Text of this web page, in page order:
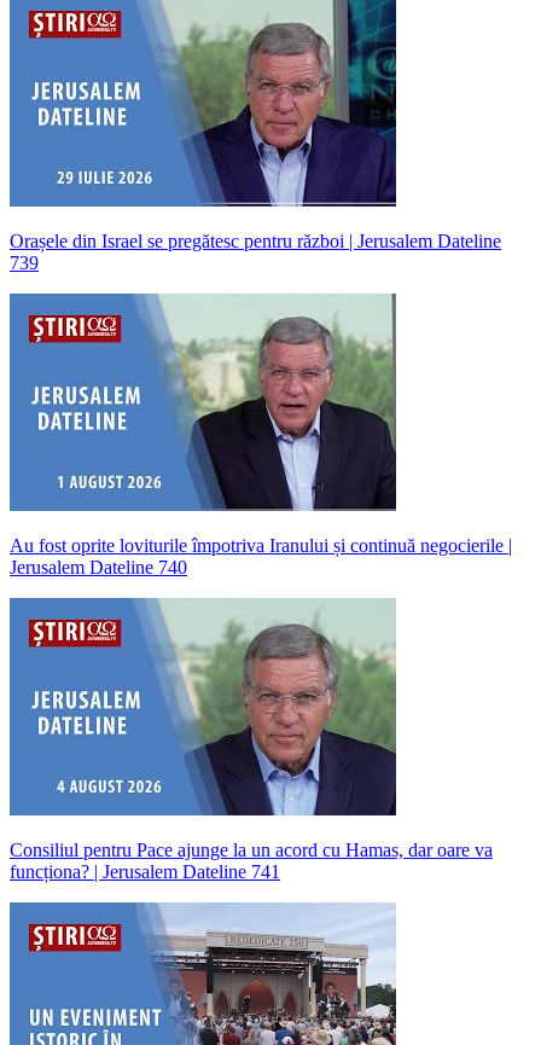
Orașele din Israel se pregătesc pentru război | Jerusalem Dateline
739
Au fost oprite loviturile împotriva Iranului și continuă negocierile |
Jerusalem Dateline 740
Consiliul pentru Pace ajunge la un acord cu Hamas, dar oare va
funcționa? | Jerusalem Dateline 741